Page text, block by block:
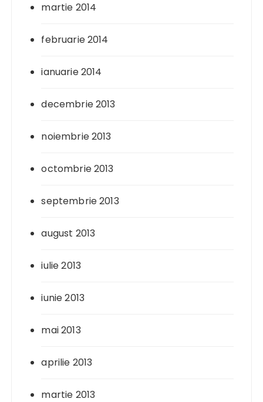
martie 2014
februarie 2014
ianuarie 2014
decembrie 2013
noiembrie 2013
octombrie 2013
septembrie 2013
august 2013
iulie 2013
iunie 2013
mai 2013
aprilie 2013
martie 2013